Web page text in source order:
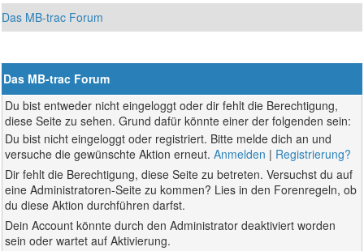
Das MB-trac Forum
Das MB-trac Forum
Du bist entweder nicht eingeloggt oder dir fehlt die Berechtigung,
diese Seite zu sehen. Grund dafür könnte einer der folgenden sein:
Du bist nicht eingeloggt oder registriert. Bitte melde dich an und
versuche die gewünschte Aktion erneut.Anmelden | Registrierung?
Dir fehlt die Berechtigung, diese Seite zu betreten. Versuchst du auf
eine Administratoren-Seite zu kommen? Lies in den Forenregeln, ob
du diese Aktion durchführen darfst.
Dein Account könnte durch den Administrator deaktiviert worden
sein oder wartet auf Aktivierung.